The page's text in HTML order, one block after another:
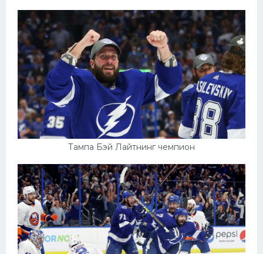
Тампа Бэй Лайтнинг чемпион